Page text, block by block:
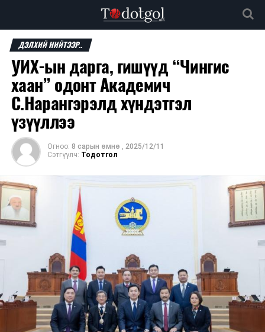
ДЭЛХИЙ НИЙТЭЭР..
УИХ-ын дарга, гишүүд “Чингис
хаан” одонт Академич
С.Нарангэрэлд хүндэтгэл
үзүүллээ
Огноо: 8 сарын өмнө , 2025/12/11
Сэтгүүлч: Тодотгол